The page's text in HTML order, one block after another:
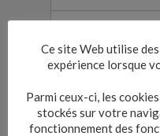
Déterminer le
Ce site Web utilise
expérience lorsque
Parmi ceux-ci, les
stockés sur votre
fonctionnement des